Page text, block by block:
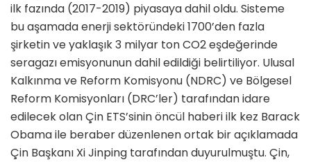
ilk fazında (2017-2019) piyasaya dahil oldu. Sisteme
bu aşamada enerji sektöründeki 1700’den fazla
şirketin ve yaklaşık 3 milyar ton CO2 eşdeğerinde
seragazı emisyonunun dahil edildiği belirtiliyor. Ulusal
Kalkınma ve Reform Komisyonu (NDRC) ve Bölgesel
Reform Komisyonları (DRC’ler) tarafından idare
edilecek olan Çin ETS’sinin öncül haberi ilk kez Barack
Obama ile beraber düzenlenen ortak bir açıklamada
Çin Başkanı Xi Jinping tarafından duyurulmuştu. Çin,